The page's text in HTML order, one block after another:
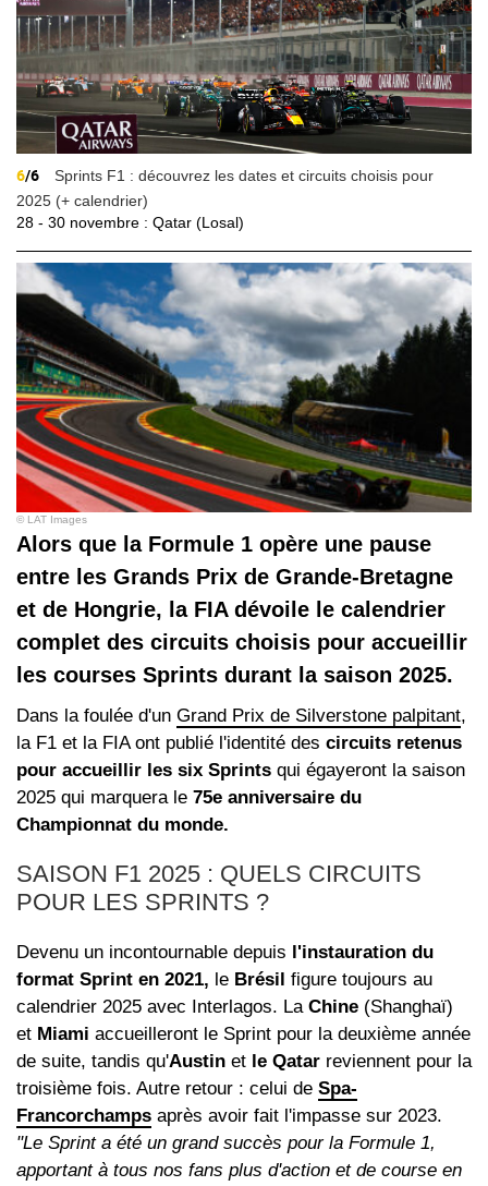
6/6
Sprints F1 : découvrez les dates et circuits choisis pour
2025 (+ calendrier)
28 - 30 novembre : Qatar (Losal)
© LAT Images
Alors que la Formule 1 opère une pause
entre les Grands Prix de Grande-Bretagne
et de Hongrie, la FIA dévoile le calendrier
complet des circuits choisis pour accueillir
les courses Sprints durant la saison 2025.
Dans la foulée d'un Grand Prix de Silverstone palpitant,
la F1 et la FIA ont publié l'identité des circuits retenus
pour accueillir les six Sprints qui égayeront la saison
2025 qui marquera le 75e anniversaire du
Championnat du monde.
SAISON F1 2025 : QUELS CIRCUITS
POUR LES SPRINTS ?
Devenu un incontournable depuis
l'instauration du
format Sprint en 2021, le Brésil figure toujours au
calendrier 2025 avec Interlagos. La Chine (Shanghaï)
et Miami accueilleront le Sprint pour la deuxième année
de suite, tandis qu'Austin et le Qatar reviennent pour la
troisième fois. Autre retour : celui de Spa-
Francorchamps après avoir fait l'impasse sur 2023.
"Le Sprint a été un grand succès pour la Formule 1,
apportant à tous nos fans plus d'action et de course en